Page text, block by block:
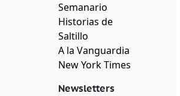
Semanario
Historias de
Saltillo
A la Vanguardia
New York Times
Newsletters